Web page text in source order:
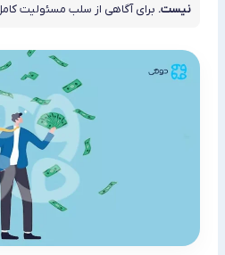
نیست. برای آگاهی از سلب مسئولیت